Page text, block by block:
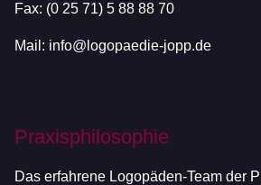
Fax: (0 25 71) 5 88 88 70
Mail: info@logopaedie-jopp.de
Praxisphilosophie
Das erfahrene Logopäden-Team der